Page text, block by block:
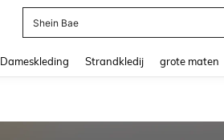
Shein Bae
Dameskleding Strandkledij grote maten